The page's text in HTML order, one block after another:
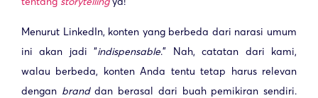
Menurut LinkedIn, konten yang berbeda dari narasi umum
ini akan jadi “indispensable.” Nah, catatan dari kami,
walau berbeda, konten Anda tentu tetap harus relevan
dengan branddan berasal dari buah pemikiran sendiri.